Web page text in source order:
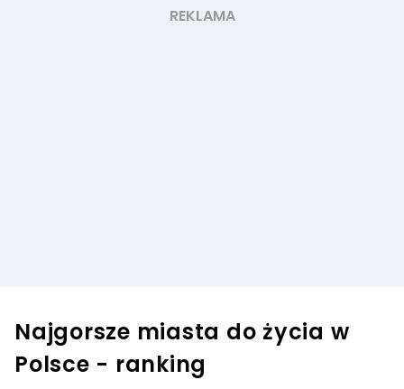
Najgorsze miasta do życia w
Polsce - ranking